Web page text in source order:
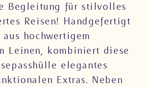
Begleitung für stilvolles
Reisen! Handgefertigt
hochwertigem
Leinen, kombiniert diese
elegantes
Extras. Neben